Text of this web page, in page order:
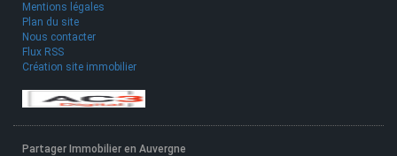
Mentions légales
Plan du site
Nous contacter
Flux RSS
Création site immobilier
Partager Immobilier en Auvergne